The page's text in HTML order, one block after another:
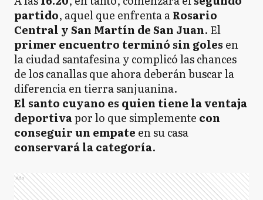
partido, aquel que enfrenta aRosario
Central y San Martín de San Juan. El
primer encuentro terminó sin goles en
la ciudad santafesina y complicó las chances
de los canallas que ahora deberán buscar la
diferencia en tierra sanjuanina.
El santo cuyano es quien tiene la ventaja
deportivapor lo que simplemente con
conseguir un empate en su casa
conservará la categoría.
Ads